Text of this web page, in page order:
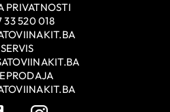
PRIVATNOSTI
33 520 018
SERVIS